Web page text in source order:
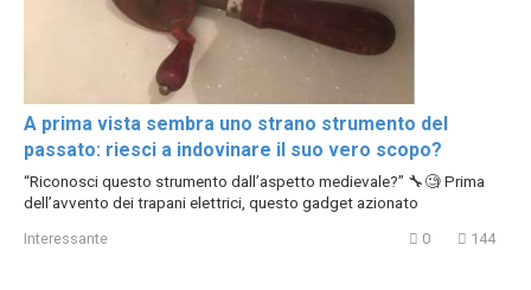
A prima vista sembra uno strano strumento del
passato: riesci a indovinare il suo vero scopo?
“Riconosci questo strumento dall’aspetto medievale?” 🔧🧐 Prima
dell’avvento dei trapani elettrici, questo gadget azionato
Interessante 0 144